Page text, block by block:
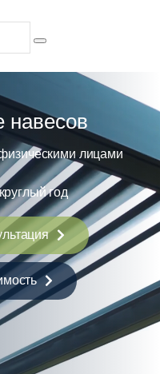
навесов
лицами
год